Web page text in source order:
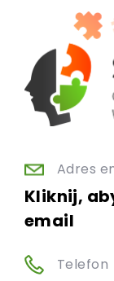
Adres
Kliknij,
email
Telefon